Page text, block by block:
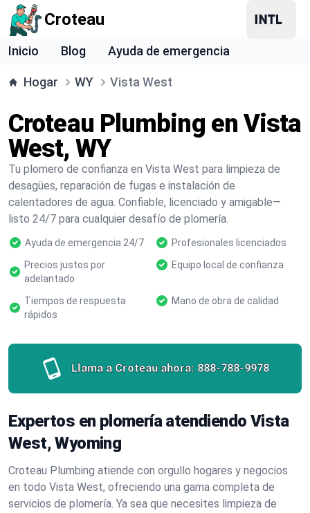
Croteau
Inicio Blog Ayuda de emergencia
Hogar WY Vista West
Croteau Plumbing en Vista
West, WY
Tu plomero de confianza en Vista West para limpieza de
desagües, reparación de fugas e instalación de
calentadores de agua. Confiable, licenciado y amigable—
listo 24/7 para cualquier desafío de plomería.
Ayuda de emergencia 24/7
Profesionales licenciados
Precios justos por
adelantado
Equipo local de confianza
Tiempos de respuesta
rápidos
Mano de obra de calidad
Llama a Croteau ahora: 888-788-9978
Expertos en plomería atendiendo Vista
West, Wyoming
Croteau Plumbing atiende con orgullo hogares y negocios
en todo Vista West, ofreciendo una gama completa de
servicios de plomería. Ya sea que necesites limpieza de